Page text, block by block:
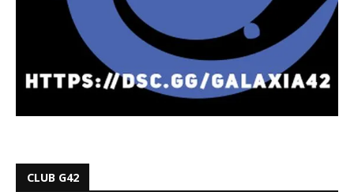
CLUB G42